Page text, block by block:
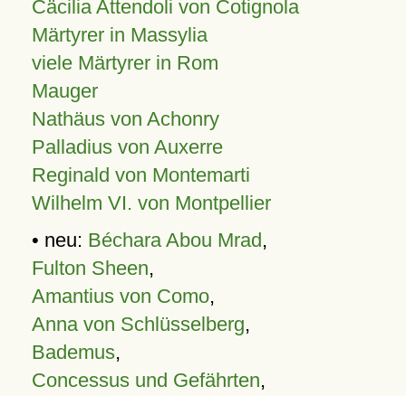
Cäcilia Attendoli von Cotignola
Märtyrer in Massylia
viele Märtyrer in Rom
Mauger
Nathäus von Achonry
Palladius von Auxerre
Reginald von Montemarti
Wilhelm VI. von Montpellier
• neu: Béchara Abou Mrad,
Fulton Sheen,
Amantius von Como,
Anna von Schlüsselberg,
Bademus,
Concessus und Gefährten,